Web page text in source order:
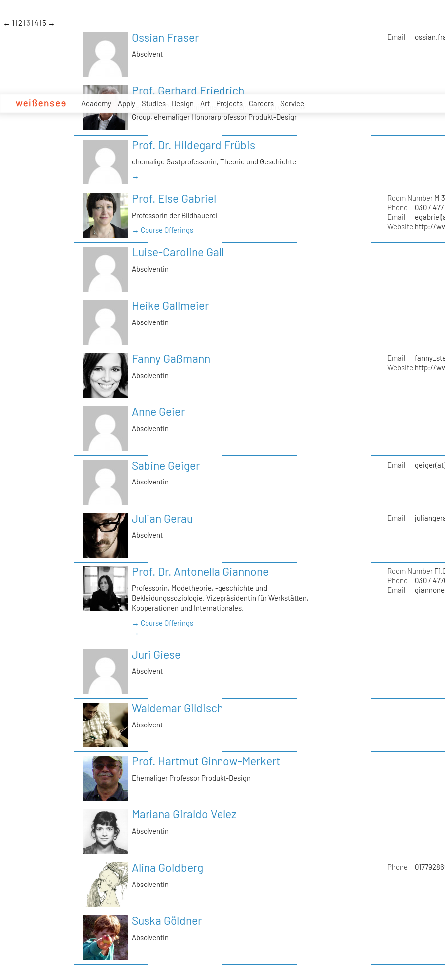
Academy Apply Studies Design Art Projects Careers Service
← 1 2 3 4 5 →
Ossian Fraser
Absolvent
Email
Prof. Gerhard Friedrich
Leiter des Produktlinienmanagements Design der BMW
Group, ehemaliger Honorarprofessor Produkt-Design
Prof. Dr. Hildegard Frübis
ehemalige Gastprofessorin, Theorie und Geschichte
→
Prof. Else Gabriel
Professorin der Bildhauerei
→ Course Offerings
Room NumberM
Phone
030 /
Email
Website http://
Luise-Caroline Gall
Absolventin
Heike Gallmeier
Absolventin
Fanny Gaßmann
Absolventin
Email
Website http://
Anne Geier
Absolventin
Sabine Geiger
Absolventin
Email
Julian Gerau
Absolvent
Email
Prof. Dr. Antonella Giannone
Professorin, Modetheorie, -geschichte und
Bekleidungssoziologie. Vizepräsidentin für Werkstätten,
Kooperationen und Internationales.
→ Course Offerings
→
Room Number
Phone
030 /
Email
Juri Giese
Absolvent
Waldemar Gildisch
Absolvent
Prof. Hartmut Ginnow-Merkert
Ehemaliger Professor Produkt-Design
Mariana Giraldo Velez
Absolventin
Alina Goldberg
Absolventin
Phone
Suska Göldner
Absolventin